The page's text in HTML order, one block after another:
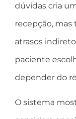
dúvidas cria
recepção,
atrasos
paciente
depender do
O sistema